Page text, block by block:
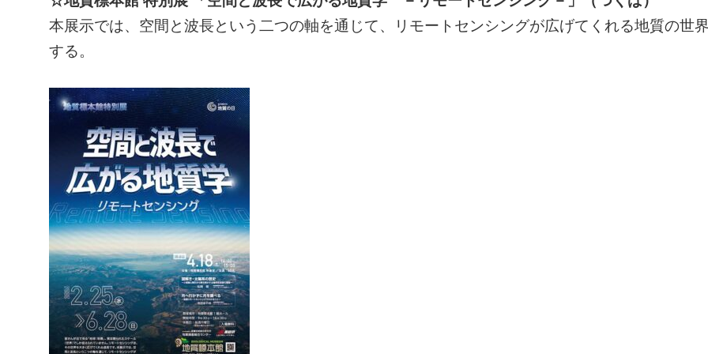
本展示では、空間と波長という二つの軸を通じて、リモートセンシングが広げてくれる地質の世
する。